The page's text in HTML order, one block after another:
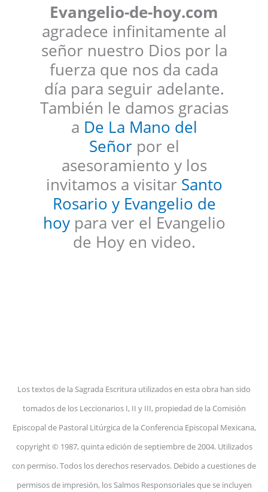
Evangelio-de-hoy.com
agradece infinitamente al
señor nuestro Dios por la
fuerza que nos da cada
día para seguir adelante.
También le damos gracias
a De La Mano del
Señorpor el
asesoramiento y los
invitamos a visitar Santo
Rosario y Evangelio de
hoypara ver el Evangelio
de Hoy en video.
Los textos de la Sagrada Escritura utilizados en esta obra han sido
tomados de los Leccionarios I, II y III, propiedad de la Comisión
Episcopal de Pastoral Litúrgica de la Conferencia Episcopal Mexicana,
copyright © 1987, quinta edición de septiembre de 2004. Utilizados
con permiso. Todos los derechos reservados. Debido a cuestiones de
permisos de impresión, los Salmos Responsoriales que se incluyen